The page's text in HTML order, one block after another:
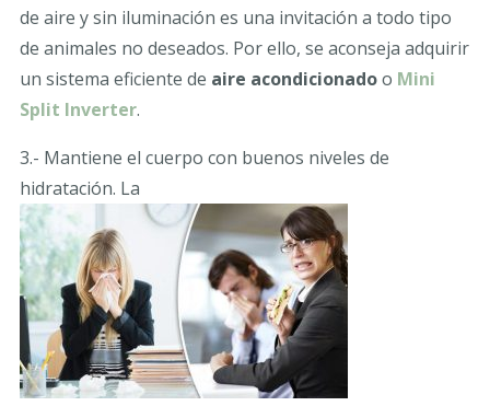
de aire y sin iluminación es una invitación a todo tipo
de animales no deseados. Por ello, se aconseja adquirir
un sistema eficiente de aire acondicionadoo Mini
Split Inverter.
3.- Mantiene el cuerpo con buenos niveles de
hidratación. La